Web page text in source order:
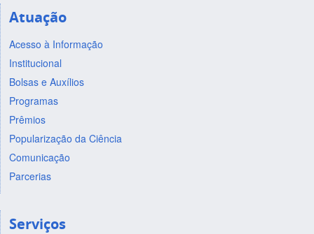
Atuação
Acesso à Informação
Institucional
Bolsas e Auxílios
Programas
Prêmios
Popularização da Ciência
Comunicação
Parcerias
Serviços